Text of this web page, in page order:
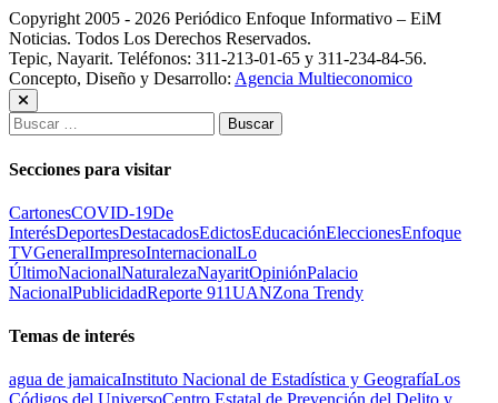
Copyright 2005 - 2026 Periódico Enfoque Informativo – EiM
Noticias. Todos Los Derechos Reservados.
Tepic, Nayarit. Teléfonos: 311-213-01-65 y 311-234-84-56.
Concepto, Diseño y Desarrollo: Agencia Multieconomico
Buscar:
Secciones para visitar
CartonesCOVID-19De
InterésDeportesDestacadosEdictosEducaciónEleccionesEnfoque
TVGeneralImpresoInternacionalLo
ÚltimoNacionalNaturalezaNayaritOpiniónPalacio
NacionalPublicidadReporte 911UANZona Trendy
Temas de interés
agua de jamaicaInstituto Nacional de Estadística y GeografíaLos